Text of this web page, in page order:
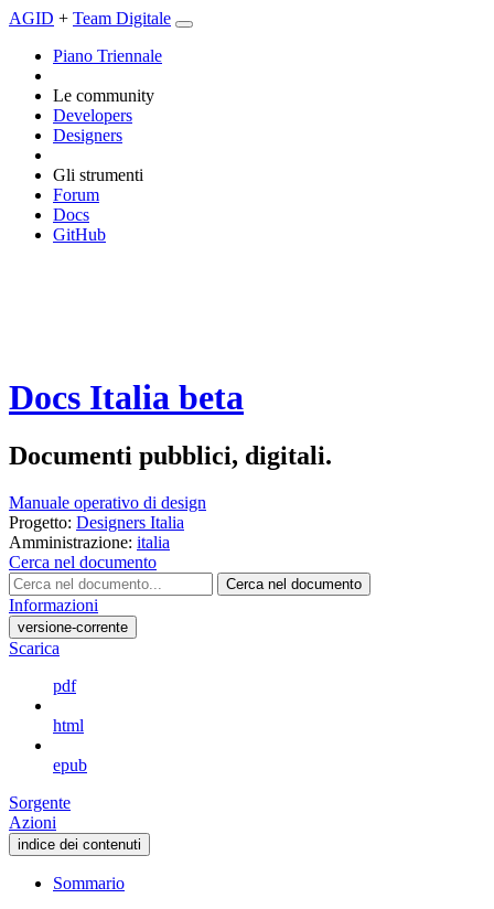
AGID + Team Digitale
Piano Triennale
Le community
Developers
Designers
Gli strumenti
Forum
Docs
GitHub
Docs Italia beta
Documenti pubblici, digitali.
Manuale operativo di design
Progetto: Designers Italia
Amministrazione: italia
Cerca nel documento
Cerca nel documento
Informazioni
versione-corrente
Scarica
pdf
html
epub
Sorgente
Azioni
indice dei contenuti
Sommario